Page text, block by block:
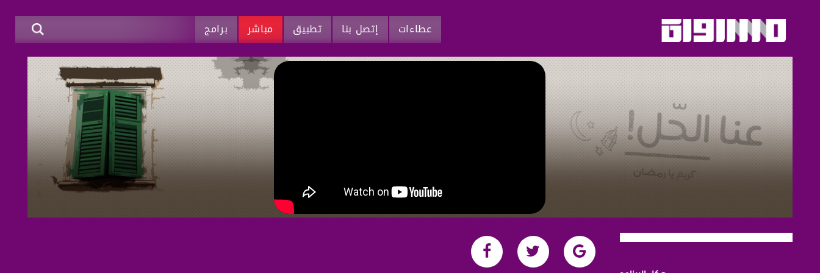
عطاءات إتصل بنا تطبيق مباشر برامج